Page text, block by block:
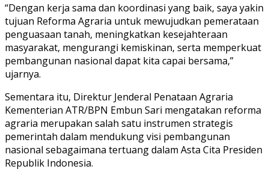
“Dengan kerja sama dan koordinasi yang baik, saya yakin
tujuan Reforma Agraria untuk mewujudkan pemerataan
penguasaan tanah, meningkatkan kesejahteraan
masyarakat, mengurangi kemiskinan, serta memperkuat
pembangunan nasional dapat kita capai bersama,”
ujarnya.
Sementara itu, Direktur Jenderal Penataan Agraria
Kementerian ATR/BPN Embun Sari mengatakan reforma
agraria merupakan salah satu instrumen strategis
pemerintah dalam mendukung visi pembangunan
nasional sebagaimana tertuang dalam Asta Cita Presiden
Republik Indonesia.